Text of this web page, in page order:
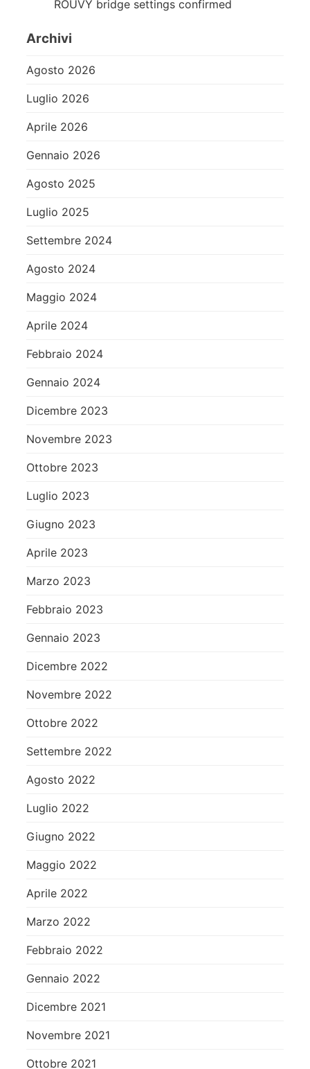
ROUVY bridge settings confirmed
Archivi
Agosto 2026
Luglio 2026
Aprile 2026
Gennaio 2026
Agosto 2025
Luglio 2025
Settembre 2024
Agosto 2024
Maggio 2024
Aprile 2024
Febbraio 2024
Gennaio 2024
Dicembre 2023
Novembre 2023
Ottobre 2023
Luglio 2023
Giugno 2023
Aprile 2023
Marzo 2023
Febbraio 2023
Gennaio 2023
Dicembre 2022
Novembre 2022
Ottobre 2022
Settembre 2022
Agosto 2022
Luglio 2022
Giugno 2022
Maggio 2022
Aprile 2022
Marzo 2022
Febbraio 2022
Gennaio 2022
Dicembre 2021
Novembre 2021
Ottobre 2021